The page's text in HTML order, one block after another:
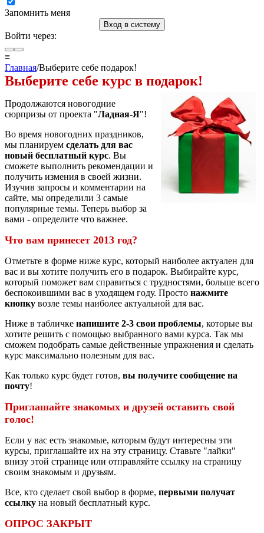
Запомнить меня
Вход в систему
Войти через:
≡
Главная/Выберите себе подарок!
Выберите себе курс в подарок!
Продолжаются новогодние
сюрпризы от проекта "Ладная-Я"!
Во время новогодних праздников,
мы планируем сделать для вас
новый бесплатный курс. Вы
сможете выполнить рекомендации и
получить измения в своей жизни.
Изучив запросы и комментарии на
сайте, мы определили 3 самые
популярные темы. Теперь выбор за
вами - определите что важнее.
Что вам принесет 2013 год?
Отметьте в форме ниже курс, который наиболее актуален для
вас и вы хотите получить его в подарок. Выбирайте курс,
который поможет вам справиться с трудностями, больше всего
беспокоившими вас в уходящем году. Просто нажмите
кнопку возле темы наиболее актуальной для вас.
Ниже в табличке напишите 2-3 свои проблемы, которые вы
хотите решить с помощью выбранного вами курса. Так мы
сможем подобрать самые действенные упражнения и сделать
курс максимально полезным для вас.
Как только курс будет готов, вы получите сообщение на
почту!
Приглашайте знакомых и друзей оставить свой
голос!
Если у вас есть знакомые, которым будут интересны эти
курсы, приглашайте их на эту страницу. Ставьте "лайки"
внизу этой странице или отправляйте ссылку на страницу
своим знакомым и друзьям.
Все, кто сделает свой выбор в форме, первыми получат
ссылку на новый бесплатный курс.
ОПРОС ЗАКРЫТ